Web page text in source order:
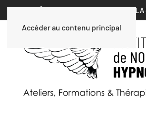
Accéder au contenu principal
VOUS ÊTES UN PROFESSIONNEL DE